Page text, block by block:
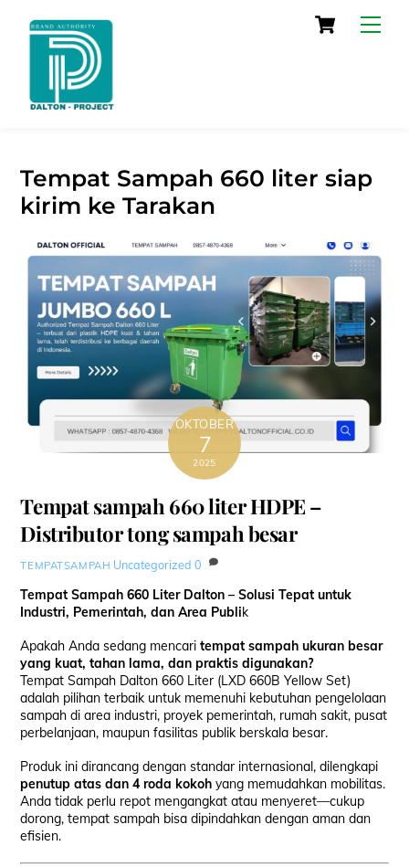
Cart
Tempat Sampah 660 liter siap
kirim ke Tarakan
OKTOBER
7
2025
Tempat sampah 660 liter HDPE –
Distributor tong sampah besar
TEMPATSAMPAH Uncategorized 0
Tempat Sampah 660 Liter Dalton – Solusi Tepat untuk
Industri, Pemerintah, dan Area Publik
Apakah Anda sedang mencaritempat sampah ukuran besar
yang kuat, tahan lama, dan praktis digunakan?
Tempat Sampah Dalton 660 Liter (LXD 660B Yellow Set)
adalah pilihan terbaik untuk memenuhi kebutuhan pengelolaan
sampah di area industri, proyek pemerintah, rumah sakit, pusat
perbelanjaan, maupun fasilitas publik berskala besar.
Produk ini dirancang dengan standar internasional, dilengkapi
penutup atas dan 4 roda kokoh yang memudahkan mobilitas.
Anda tidak perlu repot mengangkat atau menyeret—cukup
dorong, tempat sampah bisa dipindahkan dengan aman dan
efisien.